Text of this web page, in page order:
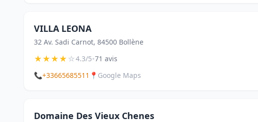
VILLA LEONA
32 Av. Sadi Carnot, 84500 Bollène
★★★★☆4.3/5•71 avis
📞+33665685511 📍 Google Maps
Domaine Des Vieux Chenes